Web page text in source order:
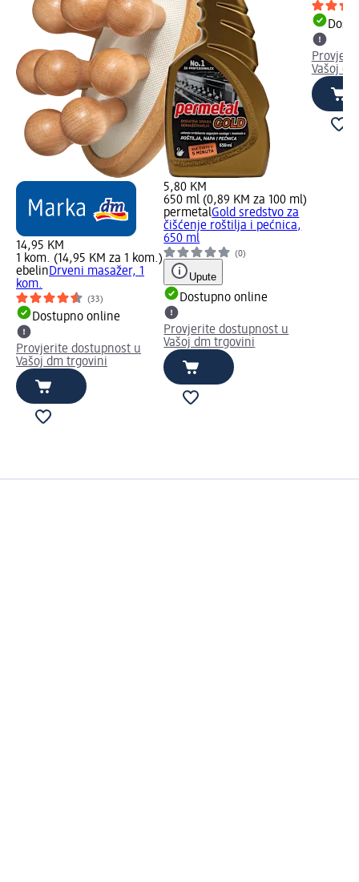
14,95 KM
1 kom. (14,95 KM za 1 kom.)
ebelinDrveni masažer, 1
kom.
(33)
Dostupno online
Provjerite dostupnost u
Vašoj dm trgovini
5,80 KM
650 ml (0,89 KM za 100 ml)
permetalGold sredstvo za
čišćenje roštilja i pećnica,
650 ml
(0)
Upute
Dostupno online
Provjerite dostupnost u
Vašoj dm trgovini
Vašoj